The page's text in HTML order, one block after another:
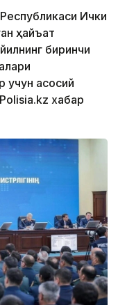
Ички
ҳайъат
биринчи
учун асосий
хабар